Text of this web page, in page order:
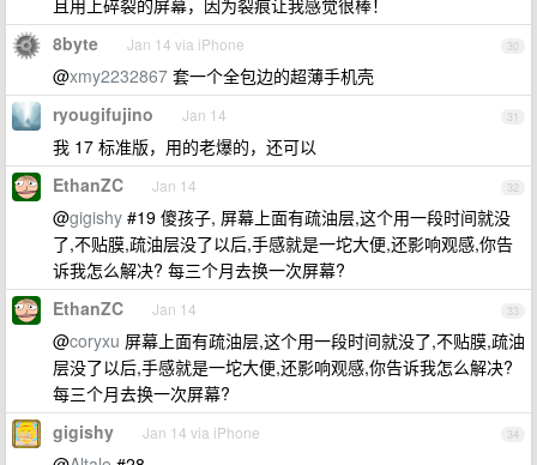
且用上碎裂的屏幕，因为裂痕让我感觉很棒！
30
8byte Jan 14 via iPhone
@xmy2232867 套一个全包边的超薄手机壳
31
ryougifujino Jan 14
我 17 标准版，用的老爆的，还可以
32
EthanZC Jan 14
@gigishy #19 傻孩子, 屏幕上面有疏油层,这个用一段时间就没
了,不贴膜,疏油层没了以后,手感就是一坨大便,还影响观感,你告
诉我怎么解决? 每三个月去换一次屏幕?
33
EthanZC Jan 14
@coryxu 屏幕上面有疏油层,这个用一段时间就没了,不贴膜,疏油
层没了以后,手感就是一坨大便,还影响观感,你告诉我怎么解决?
每三个月去换一次屏幕?
34
gigishy Jan 14 via iPhone